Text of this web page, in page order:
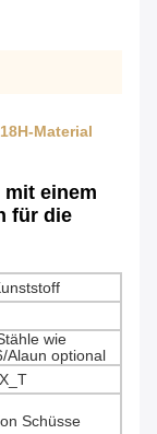
Material
mit einem
für die
wie
Alaun optional
Schüsse